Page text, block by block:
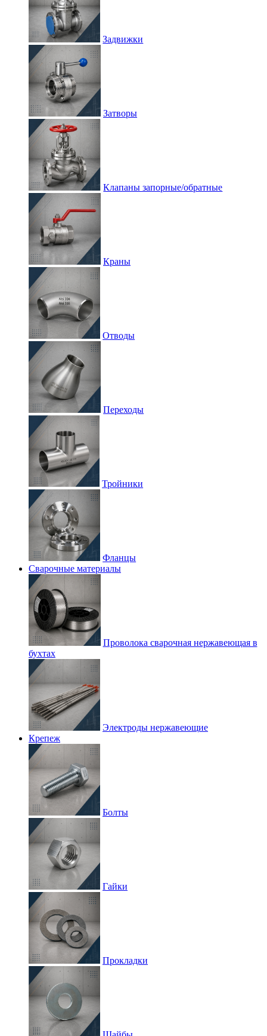
Задвижки
Затворы
Клапаны запорные/обратные
Краны
Отводы
Переходы
Тройники
Фланцы
Сварочные материалы
Проволока сварочная нержавеющая в
бухтах
Электроды нержавеющие
Крепеж
Болты
Гайки
Прокладки